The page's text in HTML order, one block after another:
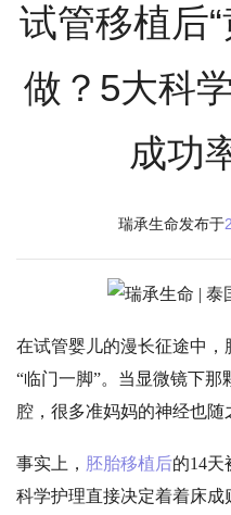
试管移植后
做？5大科
成功
瑞承生命发布于
在试管婴儿的漫长征途中
“临门一脚”。当显微镜下
腔，很多准妈妈的神经也
事实上， 胚胎移植后的14天
科学护理直接决定着着床